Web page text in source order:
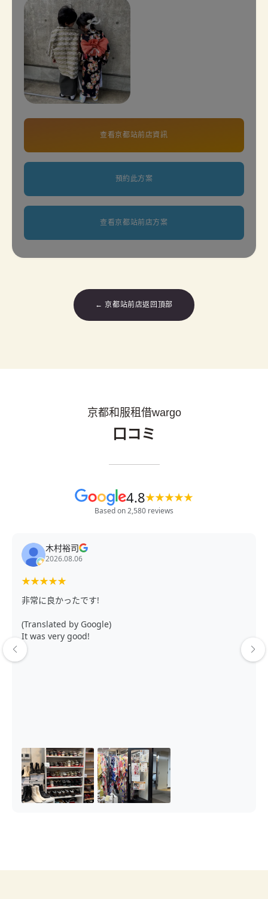
查看京都站前店資訊
預約此方案
查看京都站前店方案
← 京都站前店返回頂部
京都和服租借wargo
口コミ
4.8★★★★★
Based on 2,580 reviews
木村裕司
2026.08.06
★★★★★
非常に良かったです!
(Translated by Google)
It was very good!